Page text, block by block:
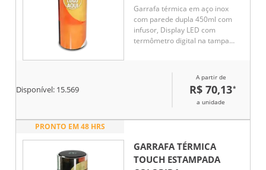
Garrafa térmica em aço inox
com parede dupla 450ml com
infusor, Display LED com
termômetro digital na tampa
Disponível: 15.569
A partir de
R$ 70,13*
a unidade
PRONTO EM 48 HRS
GARRAFA TÉRMICA
TOUCH ESTAMPADA